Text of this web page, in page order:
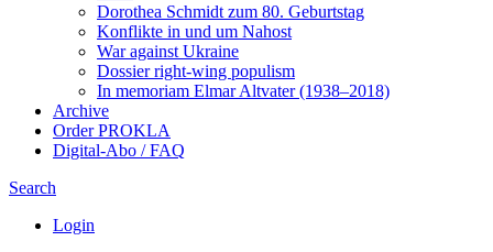
Dorothea Schmidt zum 80. Geburtstag
Konflikte in und um Nahost
War against Ukraine
Dossier right-wing populism
In me­mo­ri­am Elmar Altvater (1938–2018)
Archive
Order PROKLA
Digital-Abo / FAQ
Search
Login